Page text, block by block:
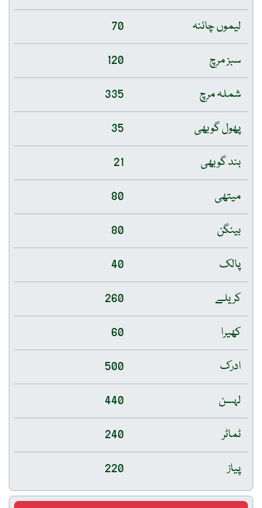
لیموں چائنہ
70
سبز مرچ
120
شملہ مرچ
335
پھول گوبھی
35
بند گوبھی
21
میتھی
80
بینگن
80
پالک
40
کریلے
260
کھیرا
60
ادرک
500
لہسن
440
ٹماٹر
240
پیاز
220